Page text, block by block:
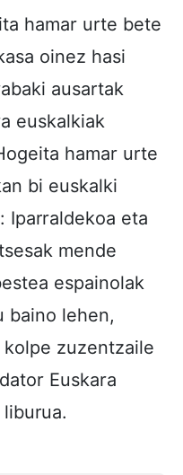
hamar urte bete
oinez hasi
ausartak
euskalkiak
hamar urte
bi euskalki
Iparraldekoa eta
mende
espainolak
baino lehen,
zuzentzaile
Euskara